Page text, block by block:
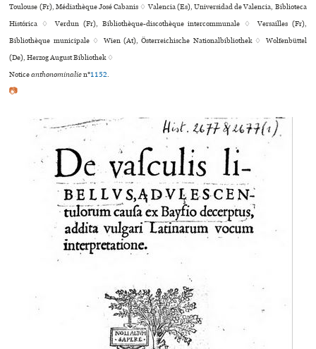
Toulouse (Fr), Médiathèque José Cabanis ♢ Valencia (Es), Universidad de Valencia, Biblioteca
Histórica ♢ Verdun (Fr), Bibliothèque-dis­co­thè­que inter­com­mu­nale ♢ Versailles (Fr),
Bibliothèque muni­ci­pale ♢ Wien (At), Österreichische Nationalbibliothek ♢ Wolfenbüttel
(De), Herzog August Bibliothek ♢
Noticeanthonominalien°1152.
📷